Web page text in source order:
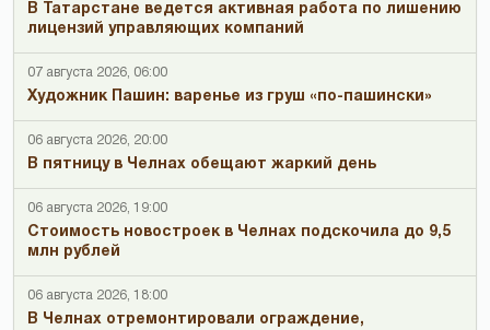
В Татарстане ведется активная работа по лишению
лицензий управляющих компаний
07 августа 2026, 06:00
Художник Пашин: варенье из груш «по-пашински»
06 августа 2026, 20:00
В пятницу в Челнах обещают жаркий день
06 августа 2026, 19:00
Стоимость новостроек в Челнах подскочила до 9,5
млн рублей
06 августа 2026, 18:00
В Челнах отремонтировали ограждение,